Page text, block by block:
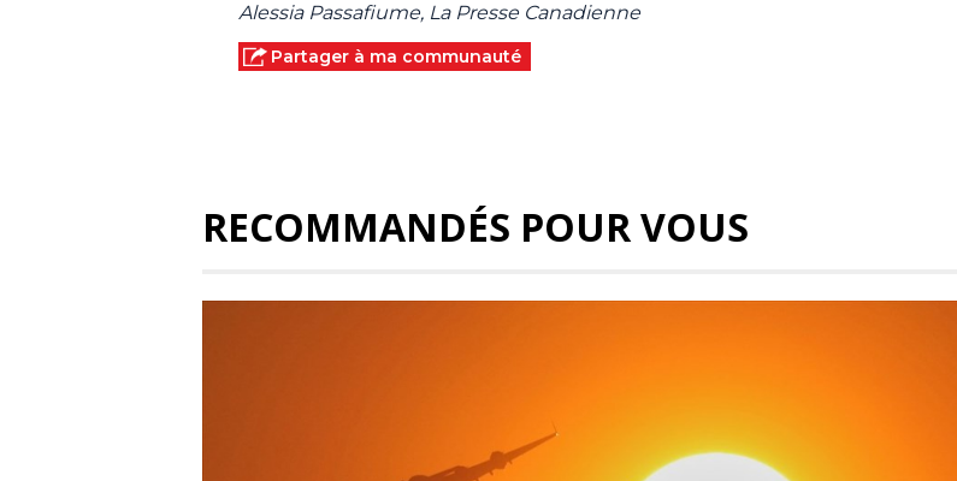
Alessia Passafiume, La Presse Canadienne
Partager à ma communauté
RECOMMANDÉS POUR VOUS